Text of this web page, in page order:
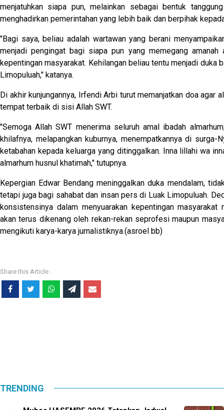
menjatuhkan siapa pun, melainkan sebagai bentuk
menghadirkan pemerintahan yang lebih baik dan berpihak
"Bagi saya, beliau adalah wartawan yang berani
menjadi pengingat bagi siapa pun yang memegang amanah
kepentingan masyarakat. Kehilangan beliau tentu menjadi duka
Limopuluah," katanya.
Di akhir kunjungannya, Irfendi Arbi turut memanjatkan doa agar
tempat terbaik di sisi Allah SWT.
"Semoga Allah SWT menerima seluruh amal ibadah
khilafnya, melapangkan kuburnya, menempatkannya di surga-
ketabahan kepada keluarga yang ditinggalkan. Inna lillahi wa
almarhum husnul khatimah," tutupnya.
Kepergian Edwar Bendang meninggalkan duka mendalam,
tetapi juga bagi sahabat dan insan pers di Luak Limopuluah.
konsistensinya dalam menyuarakan kepentingan masyarakat
akan terus dikenang oleh rekan-rekan seprofesi maupun
mengikuti karya-karya jurnalistiknya.(asroel bb)
TRENDING